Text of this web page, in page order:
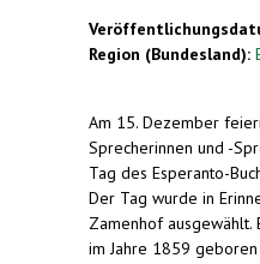
Region (Bundesland):
Am 15. Dezember
Sprecherinnen und -
Tag des Esperanto-
Der Tag wurde in
Zamenhof ausgewählt.
im Jahre 1859